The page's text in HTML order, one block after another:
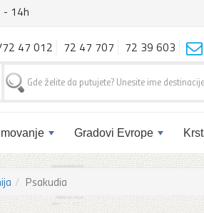
- 14h
Gradovi Evrope
47 012 72 47 707 72 39 603
Psakudia